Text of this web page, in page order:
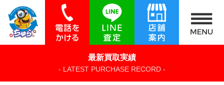
最新買取実績
- LATEST PURCHASE RECORD -